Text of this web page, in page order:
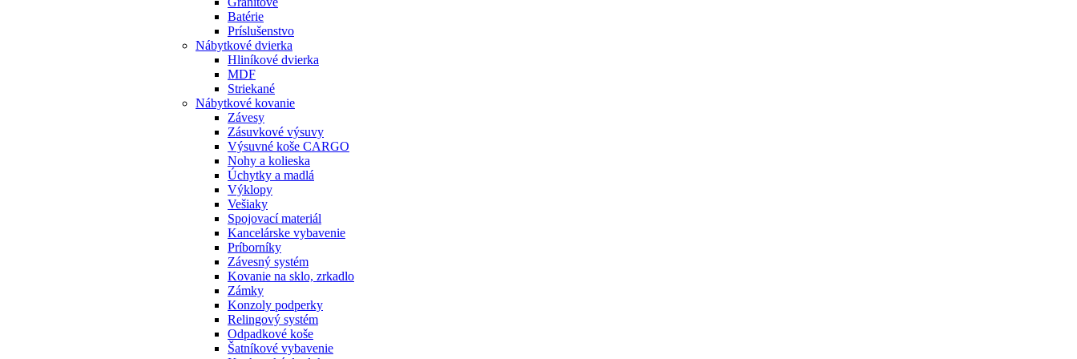
Batérie
Príslušenstvo
Nábytkové dvierka
Hliníkové dvierka
MDF
Striekané
Nábytkové kovanie
Závesy
Zásuvkové výsuvy
Výsuvné koše CARGO
Nohy a kolieska
Úchytky a madlá
Výklopy
Vešiaky
Spojovací materiál
Kancelárske vybavenie
Príborníky
Závesný systém
Kovanie na sklo, zrkadlo
Zámky
Konzoly podperky
Relingový systém
Odpadkové koše
Šatníkové vybavenie